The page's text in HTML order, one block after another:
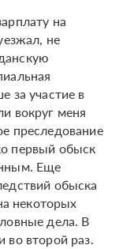
на
не
за участие в
вокруг меня
преследование
первый обыск
Еще
обыска
некоторых
дела. В
второй раз.